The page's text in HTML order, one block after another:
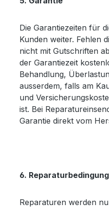
Die Garantiezeiten für
Kunden weiter. Fehlen
nicht mit Gutschriften
der Garantiezeit
Behandlung,
ausserdem, falls am
und
ist. Bei
Garantie direkt vom
6.
Reparaturen werden